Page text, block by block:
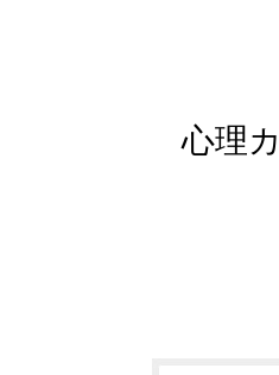
心理